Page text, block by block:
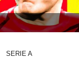
SERIE A